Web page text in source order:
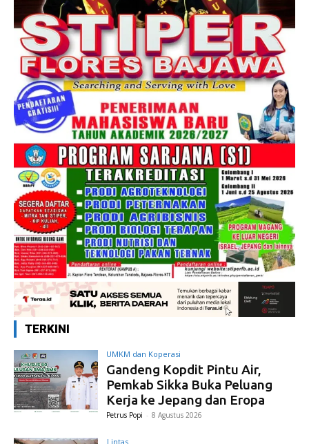
TERKINI
UMKM dan Koperasi
Gandeng Kopdit Pintu Air,
Pemkab Sikka Buka Peluang
Kerja ke Jepang dan Eropa
Petrus Popi - 8 Agustus 2026
Lintas